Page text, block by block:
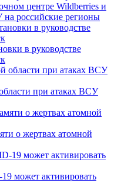
центре Wildberries и
российские регионы
в руководстве
при атаках ВСУ
о жертвах атомной
может активировать